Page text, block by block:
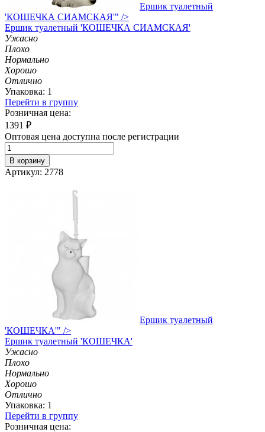
Ершик туалетный
'КОШЕЧКА СИАМСКАЯ'" />
Ершик туалетный 'КОШЕЧКА СИАМСКАЯ'
Ужасно
Плохо
Нормально
Хорошо
Отлично
Упаковка: 1
Перейти в группу
Розничная цена:
1391 ₽
Оптовая цена доступна после регистрации
В корзину
Артикул: 2778
Ершик туалетный
'КОШЕЧКА'" />
Ершик туалетный 'КОШЕЧКА'
Ужасно
Плохо
Нормально
Хорошо
Отлично
Упаковка: 1
Перейти в группу
Розничная цена: